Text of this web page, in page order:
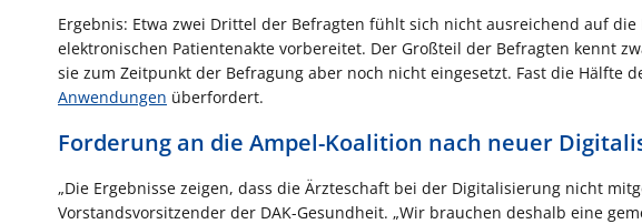
Ergebnis: Etwa zwei Drittel der Befragten fühlt sich nicht ausreichend auf
elektronischen Patientenakte vorbereitet. Der Großteil der Befragten kennt
sie zum Zeitpunkt der Befragung aber noch nicht eingesetzt. Fast die Hälfte
Anwendungen überfordert.
Forderung an die Ampel-Koalition nach neuer
„Die Ergebnisse zeigen, dass die Ärzteschaft bei der Digitalisierung nicht
Vorstandsvorsitzender der DAK-Gesundheit. „Wir brauchen deshalb eine